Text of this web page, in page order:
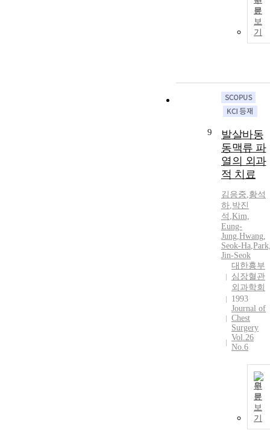
문
보
기
9
발살바동
동맥류 파
열의 외과
적 치료
김응중,황석
하,박진
석 ,Kim,
Eung-
Jung,Hwang,
Seok-Ha,
Jin-Seok
대한흉부
심장혈관
외과학회
1993
Journal of
Chest
Surgery
Vol.26
No.6
원
문
보
기